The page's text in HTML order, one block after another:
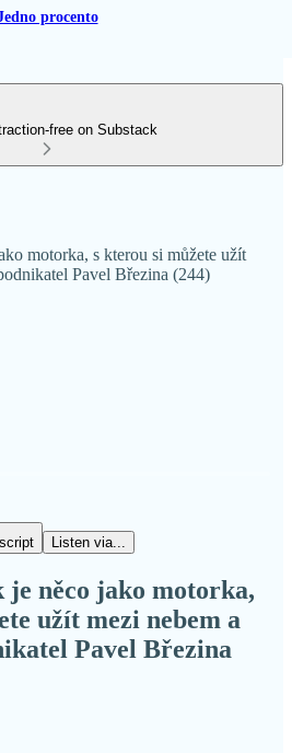
procento
free on Substack
motorka, s kterou si můžete užít
Pavel Březina (244)
Listen via...
něco jako motorka,
užít mezi nebem a
Pavel Březina